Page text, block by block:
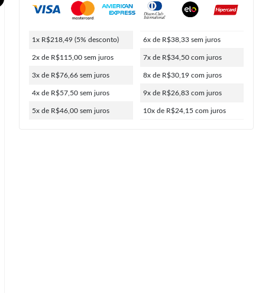
329,90
229,99
R$ 24,15
218,49
5% de desconto no PIX
1x R$218,49 (5% desconto)
2x de R$115,00 sem juros
3x de R$76,66 sem juros
4x de R$57,50 sem juros
5x de R$46,00 sem juros
6x de R$38,33 sem juros
7x de R$34,50 com juros
8x de R$30,19 com juros
9x de R$26,83 com juros
10x de R$24,15 com juros